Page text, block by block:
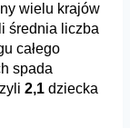
wielu krajów
średnia liczba
całego
spada
2,1 dziecka